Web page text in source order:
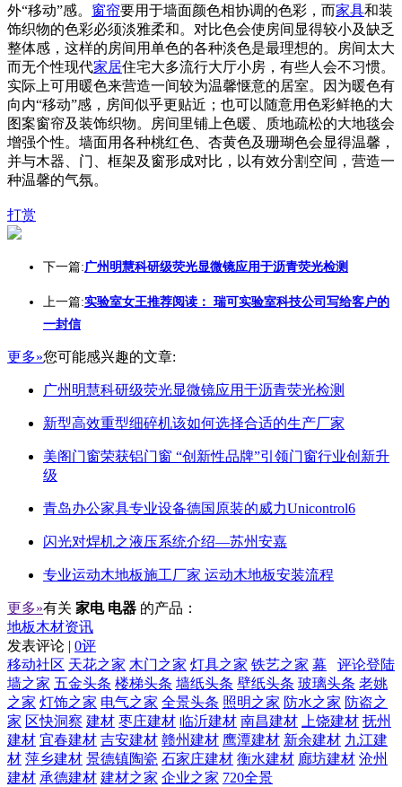
外“移动”感。 窗帘要用于墙面颜色相协调的色彩，而家具和装
饰织物的色彩必须淡雅柔和。对比色会使房间显得较小及缺乏
整体感，这样的房间用单色的各种淡色是最理想的。房间太大
而无个性现代家居住宅大多流行大厅小房，有些人会不习惯。
实际上可用暖色来营造一间较为温馨惬意的居室。因为暖色有
向内“移动”感，房间似乎更贴近；也可以随意用色彩鲜艳的大
图案窗帘及装饰织物。房间里铺上色暖、质地疏松的大地毯会
增强个性。墙面用各种桃红色、杏黄色及珊瑚色会显得温馨，
并与木器、门、框架及窗形成对比，以有效分割空间，营造一
种温馨的气氛。
打赏
下一篇:广州明慧科研级荧光显微镜应用于沥青荧光检测
上一篇:实验室女王推荐阅读： 瑞可实验室科技公司写给客户的
一封信
更多»您可能感兴趣的文章:
广州明慧科研级荧光显微镜应用于沥青荧光检测
新型高效重型细碎机该如何选择合适的生产厂家
美阁门窗荣获铝门窗 “创新性品牌”引领门窗行业创新升
级
青岛办公家具专业设备德国原装的威力Unicontrol6
闪光对焊机之液压系统介绍—苏州安嘉
专业运动木地板施工厂家 运动木地板安装流程
更多»有关 家电 电器 的产品：
地板木材资讯
发表评论 | 0评
评论登陆
移动社区 天花之家 木门之家 灯具之家 铁艺之家 幕
墙之家 五金头条 楼梯头条 墙纸头条 壁纸头条 玻璃头条 老姚
之家 灯饰之家 电气之家 全景头条 照明之家 防水之家 防盗之
家 区快洞察 建材 枣庄建材 临沂建材 南昌建材 上饶建材 抚州
建材 宜春建材 吉安建材 赣州建材 鹰潭建材 新余建材 九江建
材 萍乡建材 景德镇陶瓷 石家庄建材 衡水建材 廊坊建材 沧州
建材 承德建材 建材之家 企业之家 720全景